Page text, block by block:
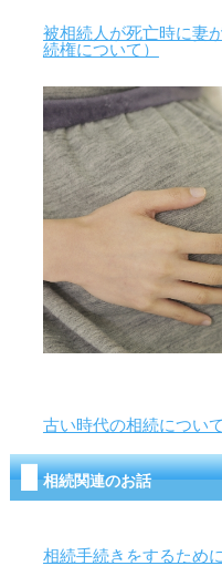
被相続人が死亡時に妻
続権について）
古い時代の相続について
相続関連のお話
相続手続きをするため